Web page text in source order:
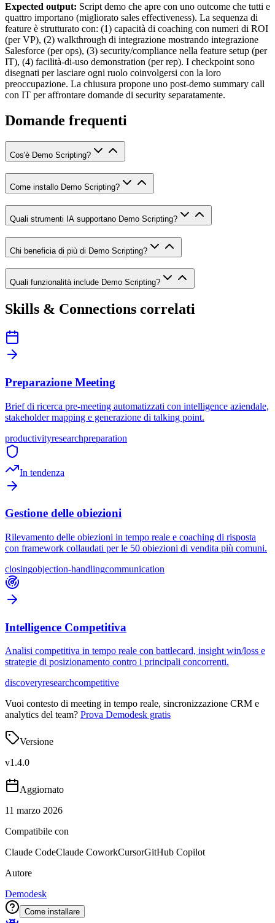
Expected output: Script demo che apre con uno outcome che tutti e
quattro importano (migliorato sales effectiveness). La sequenza di
feature è strutturato con: (1) capacità di coaching con numeri di ROI
(per VP), (2) walkthrough di integrazione mostrando integrazione
Salesforce (per ops), (3) security/compliance nella feature setup (per
IT), (4) facilità-di-uso demonstration (per rep). I checkpoint sono
disegnati per lasciare ogni ruolo coinvolgersi con la loro
preoccupazione. La chiusura propone uno post-demo summary call
con IT per affrontare domande di security separatamente.
Domande frequenti
Cos'è Demo Scripting?
Come installo Demo Scripting?
Quali strumenti IA supportano Demo Scripting?
Chi beneficia di più di Demo Scripting?
Quali funzionalità include Demo Scripting?
Skills & Connections correlati
Preparazione Meeting
Brief di ricerca pre-meeting automatizzati con intelligence aziendale,
stakeholder mapping e generazione di talking point.
productivityresearchpreparation
In tendenza
Gestione delle obiezioni
Rilevamento delle obiezioni in tempo reale e coaching di risposta
con framework collaudati per le 50 obiezioni di vendita più comuni.
closingobjection-handlingcommunication
Intelligence Competitiva
Analisi competitiva in tempo reale con battlecard, insight win/loss e
strategie di posizionamento contro i principali concorrenti.
discoveryresearchcompetitive
Vuoi contesto di meeting in tempo reale, sincronizzazione CRM e
analytics del team? Prova Demodesk gratis
Versione
v1.4.0
Aggiornato
11 marzo 2026
Compatibile con
Claude CodeClaude CoworkCursorGitHub Copilot
Autore
Demodesk
Come installare